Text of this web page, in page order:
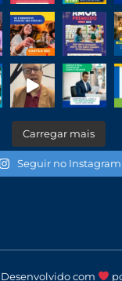
Carregar mais
Seguir no Instagram
com